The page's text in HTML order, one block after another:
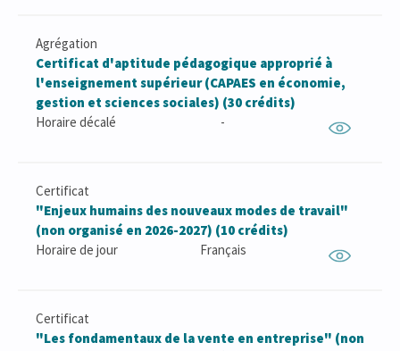
Agrégation
Certificat d'aptitude pédagogique approprié à
l'enseignement supérieur (CAPAES en économie,
gestion et sciences sociales) (30 crédits)
Horaire décalé
-
Certificat
"Enjeux humains des nouveaux modes de travail"
(non organisé en 2026-2027) (10 crédits)
Horaire de jour
Français
Certificat
"Les fondamentaux de la vente en entreprise" (non